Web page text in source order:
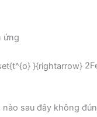
ứng
nào sau đây không